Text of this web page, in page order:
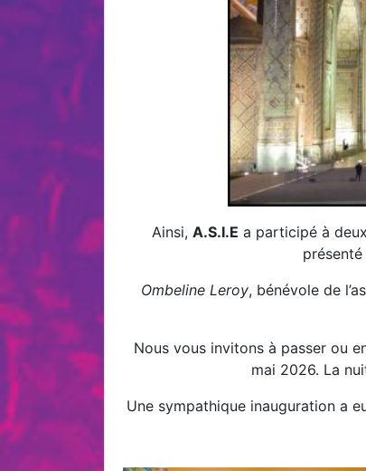
Ainsi, A.S.I.E a participé à
Ombeline Leroy, bénévole de
Nous vous invitons à passer ou
mai 2026. La
Une sympathique inauguration a